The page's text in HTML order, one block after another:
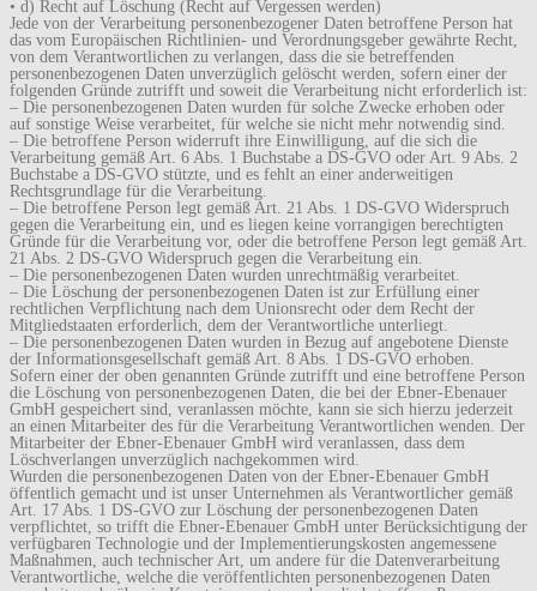
• d) Recht auf Löschung (Recht auf Vergessen werden)
Jede von der Verarbeitung personenbezogener Daten betroffene Person hat
das vom Europäischen Richtlinien- und Verordnungsgeber gewährte Recht,
von dem Verantwortlichen zu verlangen, dass die sie betreffenden
personenbezogenen Daten unverzüglich gelöscht werden, sofern einer der
folgenden Gründe zutrifft und soweit die Verarbeitung nicht erforderlich ist:
– Die personenbezogenen Daten wurden für solche Zwecke erhoben oder
auf sonstige Weise verarbeitet, für welche sie nicht mehr notwendig sind.
– Die betroffene Person widerruft ihre Einwilligung, auf die sich die
Verarbeitung gemäß Art. 6 Abs. 1 Buchstabe a DS-GVO oder Art. 9 Abs. 2
Buchstabe a DS-GVO stützte, und es fehlt an einer anderweitigen
Rechtsgrundlage für die Verarbeitung.
– Die betroffene Person legt gemäß Art. 21 Abs. 1 DS-GVO Widerspruch
gegen die Verarbeitung ein, und es liegen keine vorrangigen berechtigten
Gründe für die Verarbeitung vor, oder die betroffene Person legt gemäß Art.
21 Abs. 2 DS-GVO Widerspruch gegen die Verarbeitung ein.
– Die personenbezogenen Daten wurden unrechtmäßig verarbeitet.
– Die Löschung der personenbezogenen Daten ist zur Erfüllung einer
rechtlichen Verpflichtung nach dem Unionsrecht oder dem Recht der
Mitgliedstaaten erforderlich, dem der Verantwortliche unterliegt.
– Die personenbezogenen Daten wurden in Bezug auf angebotene Dienste
der Informationsgesellschaft gemäß Art. 8 Abs. 1 DS-GVO erhoben.
Sofern einer der oben genannten Gründe zutrifft und eine betroffene Person
die Löschung von personenbezogenen Daten, die bei der Ebner-Ebenauer
GmbH gespeichert sind, veranlassen möchte, kann sie sich hierzu jederzeit
an einen Mitarbeiter des für die Verarbeitung Verantwortlichen wenden. Der
Mitarbeiter der Ebner-Ebenauer GmbH wird veranlassen, dass dem
Löschverlangen unverzüglich nachgekommen wird.
Wurden die personenbezogenen Daten von der Ebner-Ebenauer GmbH
öffentlich gemacht und ist unser Unternehmen als Verantwortlicher gemäß
Art. 17 Abs. 1 DS-GVO zur Löschung der personenbezogenen Daten
verpflichtet, so trifft die Ebner-Ebenauer GmbH unter Berücksichtigung der
verfügbaren Technologie und der Implementierungskosten angemessene
Maßnahmen, auch technischer Art, um andere für die Datenverarbeitung
Verantwortliche, welche die veröffentlichten personenbezogenen Daten